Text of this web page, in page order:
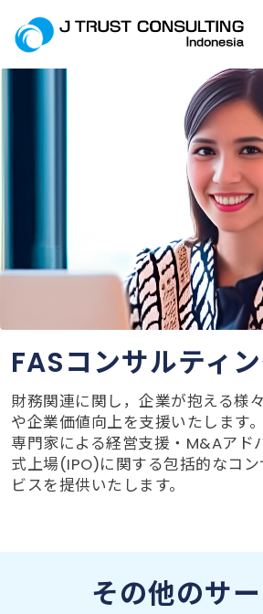
FASコンサルティ
財務関連に関し，企業が抱える様
や企業価値向上を支援いたします。
専門家による経営支援・M&Aアド
式上場(IPO)に関する包括的なコ
ビスを提供いたします。
その他のサ